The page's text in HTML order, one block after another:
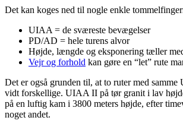
Det kan koges ned til nogle enkle
UIAA = de sværeste bevægelser
PD/AD = hele turens alvor
Højde, længde og eksponering tæller
Vejr og forhold kan gøre en “let” rute
Det er også grunden til, at to ruter med
vidt forskellige. UIAA II på tør granit i lav
på en luftig kam i 3800 meters højde, efter
noget andet.